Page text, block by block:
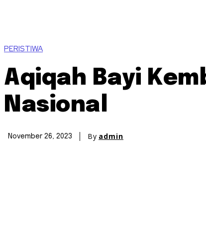
PERISTIWA
Aqiqah Bayi
Nasional
November 26, 2023 By admin